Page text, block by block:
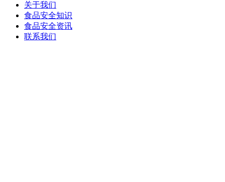
关于我们
食品安全知识
食品安全资讯
联系我们